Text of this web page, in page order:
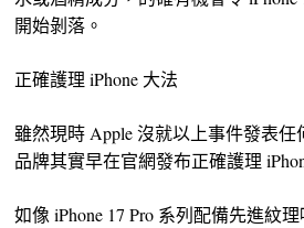
開始剝落。
正確護理 iPhone 大法
雖然現時 Apple 沒就以上事件發表
品牌其實早在官網發布正確護理
如像 iPhone 17 Pro 系列配備先進紋